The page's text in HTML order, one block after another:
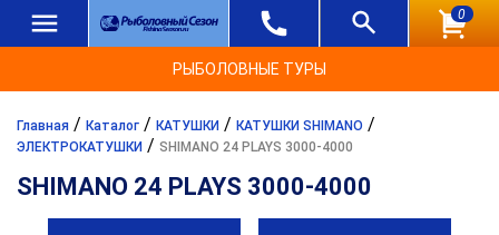
0
РЫБОЛОВНЫЕ ТУРЫ
Главная / Каталог / КАТУШКИ / КАТУШКИ SHIMANO /
ЭЛЕКТРОКАТУШКИ / SHIMANO 24 PLAYS 3000-4000
SHIMANO 24 PLAYS 3000-4000